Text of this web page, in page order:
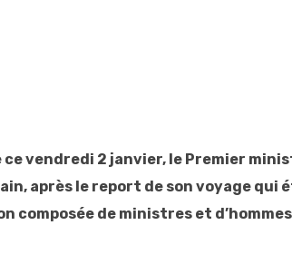
vendredi 2 janvier, le Premier
après le report de son voyage
de ministres et